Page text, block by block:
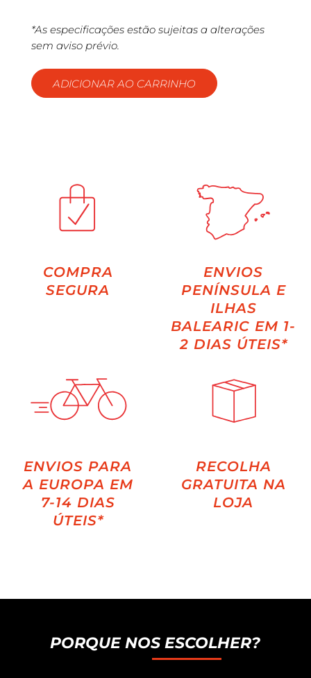
*As especificações estão sujeitas a alterações
sem aviso prévio.
ADICIONAR AO CARRINHO
COMPRA
SEGURA
ENVIOS
PENÍNSULA E
ILHAS
BALEARIC EM 1-
2 DIAS ÚTEIS*
ENVIOS PARA
A EUROPA EM
7-14 DIAS
ÚTEIS*
RECOLHA
GRATUITA NA
LOJA
PORQUE NOS ESCOLHER?